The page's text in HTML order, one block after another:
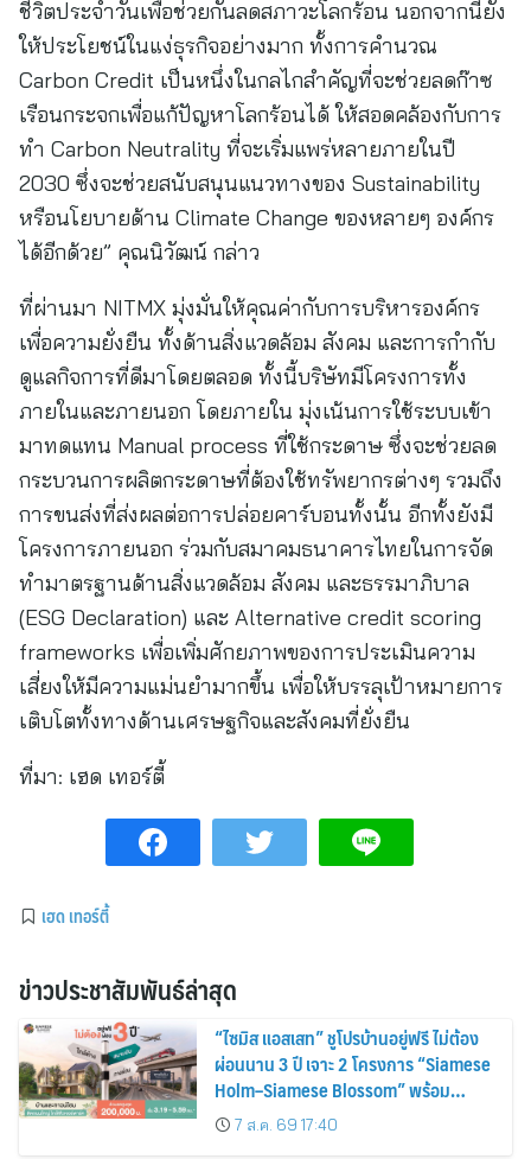
ชีวิตประจำวันเพื่อช่วยกันลดสภาวะโลกร้อน นอกจากนี้ยัง
ให้ประโยชน์ในแง่ธุรกิจอย่างมาก ทั้งการคำนวณ
Carbon Credit เป็นหนึ่งในกลไกสำคัญที่จะช่วยลดก๊าซ
เรือนกระจกเพื่อแก้ปัญหาโลกร้อนได้ ให้สอดคล้องกับการ
ทำ Carbon Neutrality ที่จะเริ่มแพร่หลายภายในปี
2030 ซึ่งจะช่วยสนับสนุนแนวทางของ Sustainability
หรือนโยบายด้าน Climate Change ของหลายๆ องค์กร
ได้อีกด้วย” คุณนิวัฒน์ กล่าว
ที่ผ่านมา NITMX มุ่งมั่นให้คุณค่ากับการบริหารองค์กร
เพื่อความยั่งยืน ทั้งด้านสิ่งแวดล้อม สังคม และการกำกับ
ดูแลกิจการที่ดีมาโดยตลอด ทั้งนี้บริษัทมีโครงการทั้ง
ภายในและภายนอก โดยภายใน มุ่งเน้นการใช้ระบบเข้า
มาทดแทน Manual process ที่ใช้กระดาษ ซึ่งจะช่วยลด
กระบวนการผลิตกระดาษที่ต้องใช้ทรัพยากรต่างๆ รวมถึง
การขนส่งที่ส่งผลต่อการปล่อยคาร์บอนทั้งนั้น อีกทั้งยังมี
โครงการภายนอก ร่วมกับสมาคมธนาคารไทยในการจัด
ทำมาตรฐานด้านสิ่งแวดล้อม สังคม และธรรมาภิบาล
(ESG Declaration) และ Alternative credit scoring
frameworks เพื่อเพิ่มศักยภาพของการประเมินความ
เสี่ยงให้มีความแม่นยำมากขึ้น เพื่อให้บรรลุเป้าหมายการ
เติบโตทั้งทางด้านเศรษฐกิจและสังคมที่ยั่งยืน
ที่มา: เฮด เทอร์ตี้
เฮด เทอร์ตี้
ข่าวประชาสัมพันธ์ล่าสุด
“ไซมิส แอสเสท” ชูโปรบ้านอยู่ฟรี ไม่ต้อง
ผ่อนนาน 3 ปี เจาะ 2 โครงการ “Siamese
Holm–Siamese Blossom” พร้อม
ส่วนลดและสิทธิพิเศษถึง 31 สิงหาคม
2569
7 ส.ค. 69 17:40